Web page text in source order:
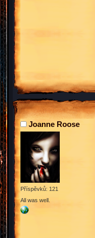
Joanne Roose
Příspěvků: 121
All was well.